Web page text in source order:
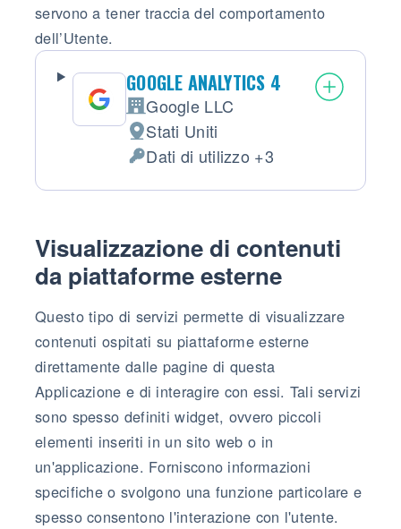
servono a tener traccia del comportamento
dell’Utente.
GOOGLE ANALYTICS 4
Azienda:
Google LLC
Luogo del trattamento:
Stati Uniti
Dati Personali trattati:
Dati di utilizzo +3
Visualizzazione di contenuti
da piattaforme esterne
Questo tipo di servizi permette di visualizzare
contenuti ospitati su piattaforme esterne
direttamente dalle pagine di questa
Applicazione e di interagire con essi. Tali servizi
sono spesso definiti widget, ovvero piccoli
elementi inseriti in un sito web o in
un'applicazione. Forniscono informazioni
specifiche o svolgono una funzione particolare e
spesso consentono l'interazione con l'utente.